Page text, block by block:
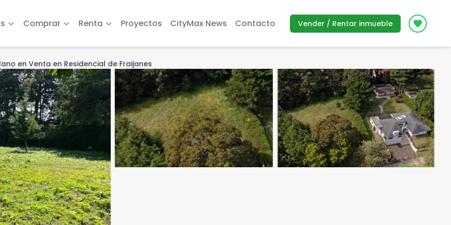
Comprar Renta Proyectos CityMax News Contacto Vender / Rentar inmueble Icon
en Venta en Residencial de Fraijanes